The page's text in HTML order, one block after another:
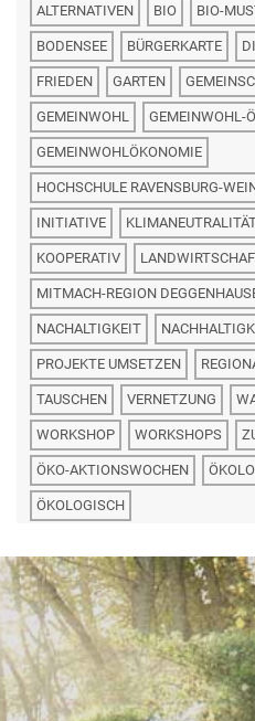
ALTERNATIVEN BIO BIO-
BODENSEE BÜRGERKARTE
FRIEDEN GARTEN
GEMEINWOHL GEMEINWOHL-
GEMEINWOHLÖKONOMIE
HOCHSCHULE RAVENSBURG-
INITIATIVE
KOOPERATIV
MITMACH-REGION
NACHALTIGKEIT
PROJEKTE UMSETZEN
TAUSCHEN VERNETZUNG
WORKSHOP WORKSHOPS
ÖKO-AKTIONSWOCHEN
ÖKOLOGISCH